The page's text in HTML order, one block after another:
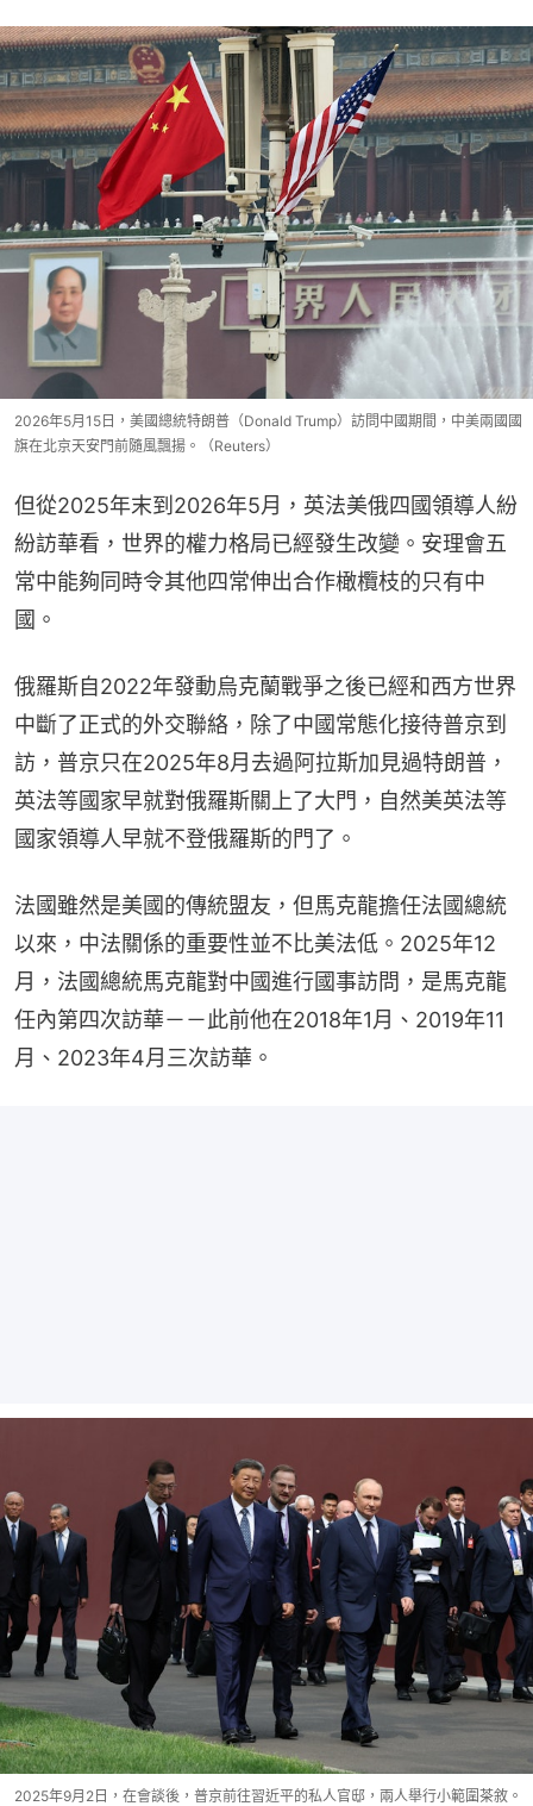
2026年5月15日，美國總統特朗普（Donald Trump）訪問中國期間，中美兩國國
旗在北京天安門前隨風飄揚。（Reuters）
但從2025年末到2026年5月，英法美俄四國領導人紛
紛訪華看，世界的權力格局已經發生改變。安理會五
常中能夠同時令其他四常伸出合作橄欖枝的只有中
國。
俄羅斯自2022年發動烏克蘭戰爭之後已經和西方世界
中斷了正式的外交聯絡，除了中國常態化接待普京到
訪，普京只在2025年8月去過阿拉斯加見過特朗普，
英法等國家早就對俄羅斯關上了大門，自然美英法等
國家領導人早就不登俄羅斯的門了。
法國雖然是美國的傳統盟友，但馬克龍擔任法國總統
以來，中法關係的重要性並不比美法低。2025年12
月，法國總統馬克龍對中國進行國事訪問，是馬克龍
任內第四次訪華－－此前他在2018年1月、2019年11
月、2023年4月三次訪華。
2025年9月2日，在會談後，普京前往習近平的私人官邸，兩人舉行小範圍茶敘。